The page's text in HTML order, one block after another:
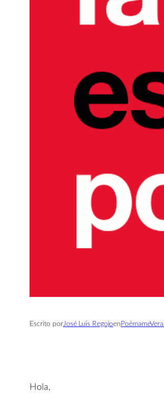
Escrito porJosé Luis Regojoen
Hola,